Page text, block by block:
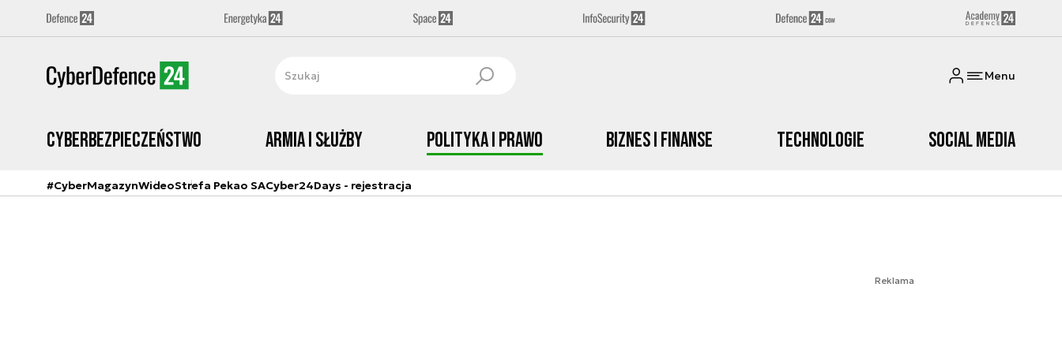
Menu
Cyberbezpieczeństwo Armia i Służby Polityka i prawo Biznes i Finanse Technologie Social media
#CyberMagazynWideoStrefa Pekao SACyber24Days - rejestracja
Reklama